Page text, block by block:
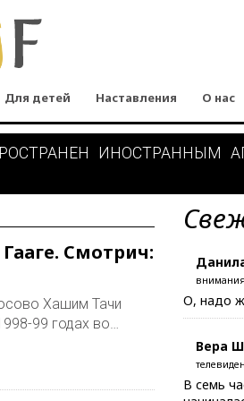
Для детей Наставления О нас
ИНОСТРАННЫМ
Смотрич:
Хашим Тачи
99 годах во…
О, надо
Вера
В семь